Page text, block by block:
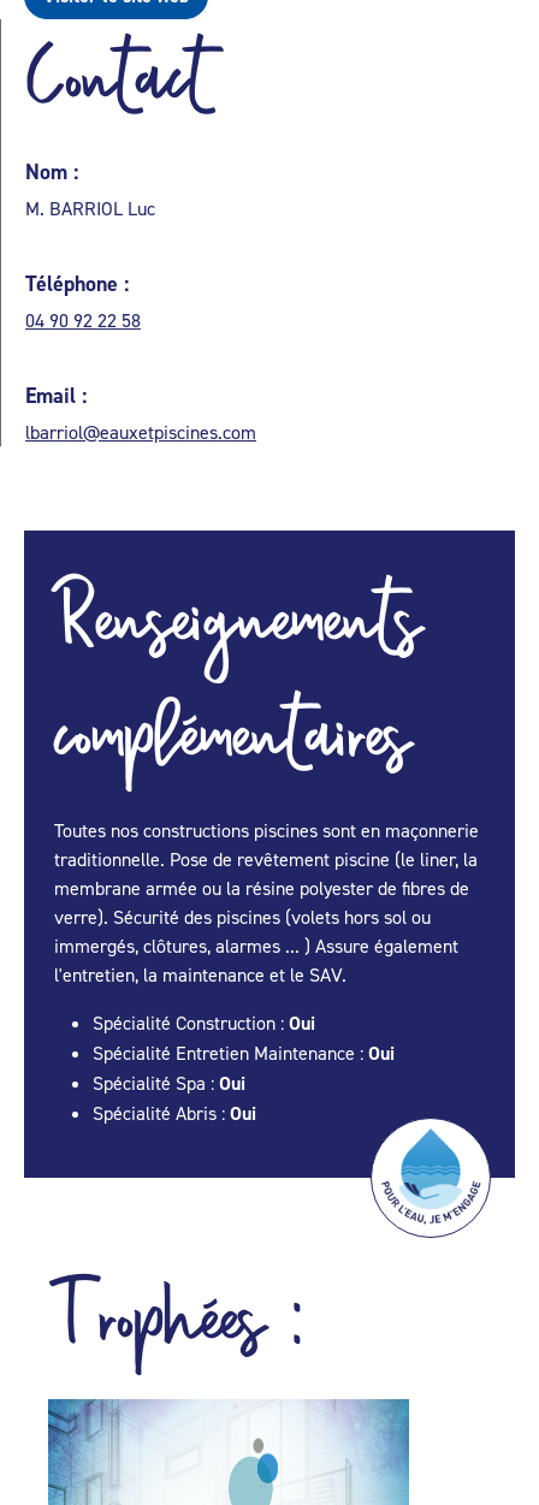
Contact
Nom :
M. BARRIOL Luc
Téléphone :
04 90 92 22 58
Email :
lbarriol@eauxetpiscines.com
Renseignements
complémentaires
Toutes nos constructions piscines sont en maçonnerie
traditionnelle. Pose de revêtement piscine (le liner, la
membrane armée ou la résine polyester de fibres de
verre). Sécurité des piscines (volets hors sol ou
immergés, clôtures, alarmes ... ) Assure également
l'entretien, la maintenance et le SAV.
Spécialité Construction : Oui
Spécialité Entretien Maintenance : Oui
Spécialité Spa : Oui
Spécialité Abris : Oui
Trophées :